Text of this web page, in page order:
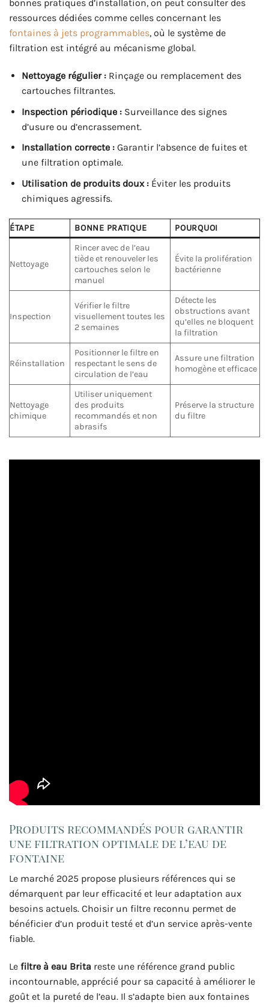
bonnes pratiques d’installation, on peut consulter des
ressources dédiées comme celles concernant les
fontaines à jets programmables, où le système de
filtration est intégré au mécanisme global.
Nettoyage régulier :Rinçage ou remplacement des
cartouches filtrantes.
Inspection périodique :Surveillance des signes
d’usure ou d’encrassement.
Installation correcte :Garantir l’absence de fuites et
une filtration optimale.
Utilisation de produits doux :Éviter les produits
chimiques agressifs.
ÉTAPE BONNE PRATIQUE POURQUOI
Nettoyage
Rincer avec de l’eau
tiède et renouveler les
cartouches selon le
manuel
Évite la prolifération
bactérienne
Inspection
Vérifier le filtre
visuellement toutes les
2 semaines
Détecte les
obstructions avant
qu’elles ne bloquent
la filtration
Réinstallation
Positionner le filtre en
respectant le sens de
circulation de l’eau
Assure une filtration
homogène et efficace
Nettoyage
chimique
Utiliser uniquement
des produits
recommandés et non
abrasifs
Préserve la structure
du filtre
Produits recommandés pour garantir
une filtration optimale de l’eau de
fontaine
Le marché 2025 propose plusieurs références qui se
démarquent par leur efficacité et leur adaptation aux
besoins actuels. Choisir un filtre reconnu permet de
bénéficier d’un produit testé et d’un service après-vente
fiable.
Le filtre à eau Brita reste une référence grand public
incontournable, apprécié pour sa capacité à améliorer le
goût et la pureté de l’eau. Il s’adapte bien aux fontaines